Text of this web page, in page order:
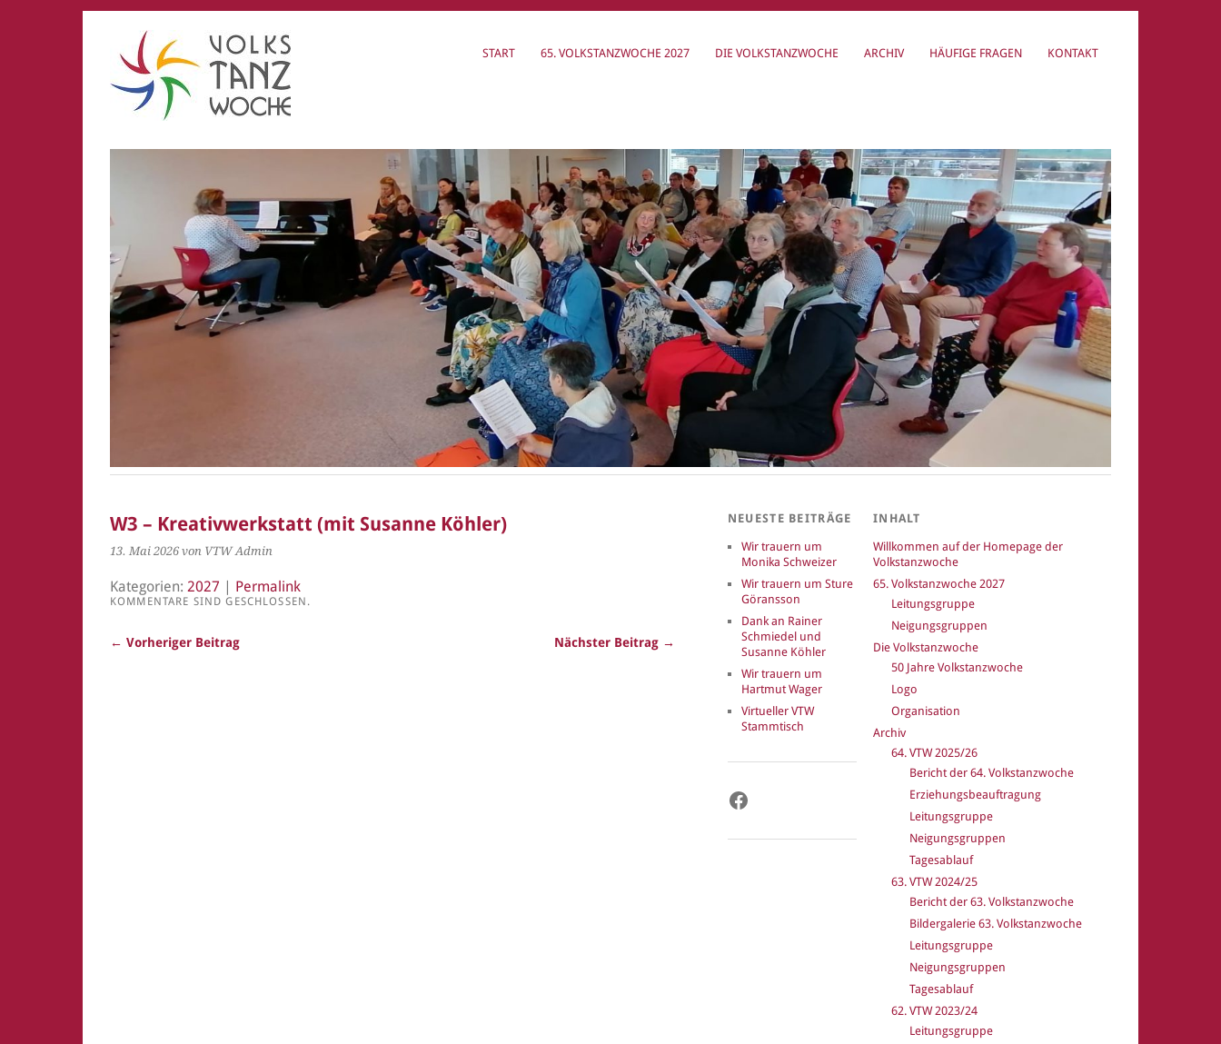
START 65. VOLKSTANZWOCHE 2027 DIE VOLKSTANZWOCHE ARCHIV HÄUFIGE FRAGEN KONTAKT
W3 – Kreativwerkstatt (mit Susanne Köhler)
13. Mai 2026 von VTW Admin
Kategorien: 2027 | Permalink
KOMMENTARE SIND GESCHLOSSEN.
← Vorheriger Beitrag Nächster Beitrag →
NEUESTE BEITRÄGE
Wir trauern um
Monika Schweizer
Wir trauern um Sture
Göransson
Dank an Rainer
Schmiedel und
Susanne Köhler
Wir trauern um
Hartmut Wager
Virtueller VTW
Stammtisch
Facebook
INHALT
Willkommen auf der Homepage der
Volkstanzwoche
65. Volkstanzwoche 2027
Leitungsgruppe
Neigungsgruppen
Die Volkstanzwoche
50 Jahre Volkstanzwoche
Logo
Organisation
Archiv
64. VTW 2025/26
Bericht der 64. Volkstanzwoche
Erziehungsbeauftragung
Leitungsgruppe
Neigungsgruppen
Tagesablauf
63. VTW 2024/25
Bericht der 63. Volkstanzwoche
Bildergalerie 63. Volkstanzwoche
Leitungsgruppe
Neigungsgruppen
Tagesablauf
62. VTW 2023/24
Leitungsgruppe